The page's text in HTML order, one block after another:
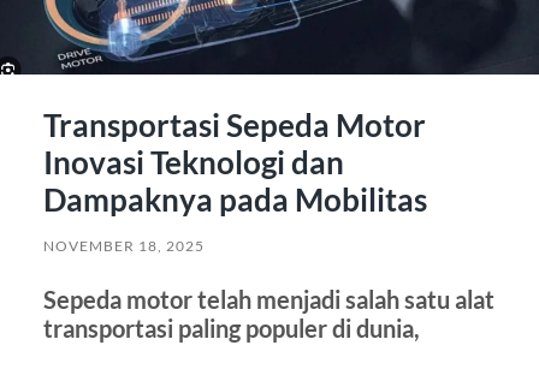
Transportasi Sepeda Motor
Inovasi Teknologi dan
Dampaknya pada Mobilitas
NOVEMBER 18, 2025
Sepeda motor telah menjadi salah satu alat
transportasi paling populer di dunia,